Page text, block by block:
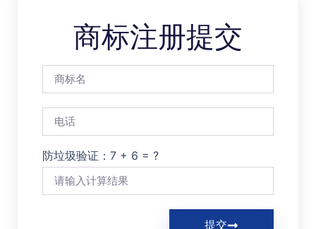
商标注册提交
防垃圾验证：7 + 6 = ?
提交